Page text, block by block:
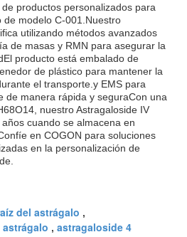
productos personalizados para
de modelo C-001.Nuestro
utilizando métodos avanzados
de masas y RMN para asegurar la
producto está embalado de
de plástico para mantener la
el transporte.y EMS para
de manera rápida y seguraCon una
nuestro Astragaloside IV
cuando se almacena en
en COGON para soluciones
en la personalización de
del astrágalo ,
, astragaloside 4